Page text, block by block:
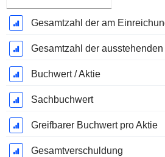
Gesamtzahl der
Buchwert / Aktie
Sachbuchwert
Greifbarer Buchwert pro Aktie
Gesamtverschuldung